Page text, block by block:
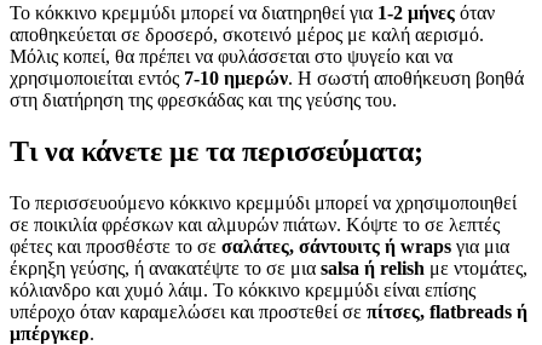
Το κόκκινο κρεμμύδι μπορεί να διατηρηθεί για 1-2 μήνες όταν
αποθηκεύεται σε δροσερό, σκοτεινό μέρος με καλή αερισμό.
Μόλις κοπεί, θα πρέπει να φυλάσσεται στο ψυγείο και να
χρησιμοποιείται εντός 7-10 ημερών. Η σωστή αποθήκευση βοηθά
στη διατήρηση της φρεσκάδας και της γεύσης του.
Τι να κάνετε με τα περισσεύματα;
Το περισσευούμενο κόκκινο κρεμμύδι μπορεί να χρησιμοποιηθεί
σε ποικιλία φρέσκων και αλμυρών πιάτων. Κόψτε το σε λεπτές
φέτες και προσθέστε το σε σαλάτες, σάντουιτς ή wraps για μια
έκρηξη γεύσης, ή ανακατέψτε το σε μια salsa ή relish με ντομάτες,
κόλιανδρο και χυμό λάιμ. Το κόκκινο κρεμμύδι είναι επίσης
υπέροχο όταν καραμελώσει και προστεθεί σε πίτσες, flatbreads ή
μπέργκερ.